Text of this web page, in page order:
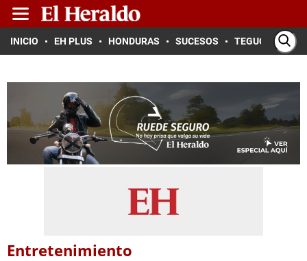
INICIO EH PLUS HONDURAS SUCESOS TEGUCIGALPA
Entretenimiento